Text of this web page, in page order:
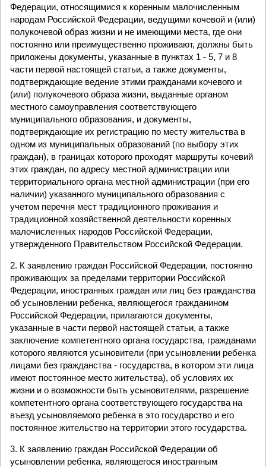
Федерации, относящимися к коренным малочисленным
народам Российской Федерации, ведущими кочевой и (или)
полукочевой образ жизни и не имеющими места, где они
постоянно или преимущественно проживают, должны быть
приложены документы, указанные в пунктах 1 - 5, 7 и 8
части первой настоящей статьи, а также документы,
подтверждающие ведение этими гражданами кочевого и
(или) полукочевого образа жизни, выданные органом
местного самоуправления соответствующего
муниципального образования, и документы,
подтверждающие их регистрацию по месту жительства в
одном из муниципальных образований (по выбору этих
граждан), в границах которого проходят маршруты кочевий
этих граждан, по адресу местной администрации или
территориального органа местной администрации (при его
наличии) указанного муниципального образования с
учетом перечня мест традиционного проживания и
традиционной хозяйственной деятельности коренных
малочисленных народов Российской Федерации,
утвержденного Правительством Российской Федерации.
2. К заявлению граждан Российской Федерации, постоянно
проживающих за пределами территории Российской
Федерации, иностранных граждан или лиц без гражданства
об усыновлении ребенка, являющегося гражданином
Российской Федерации, прилагаются документы,
указанные в части первой настоящей статьи, а также
заключение компетентного органа государства, гражданами
которого являются усыновители (при усыновлении ребенка
лицами без гражданства - государства, в котором эти лица
имеют постоянное место жительства), об условиях их
жизни и о возможности быть усыновителями, разрешение
компетентного органа соответствующего государства на
въезд усыновляемого ребенка в это государство и его
постоянное жительство на территории этого государства.
3. К заявлению граждан Российской Федерации об
усыновлении ребенка, являющегося иностранным